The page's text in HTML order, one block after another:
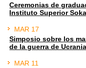
Ceremonias de
Instituto Superior
MAR 17
Simposio sobre los
de la guerra de Ucrania
MAR 11